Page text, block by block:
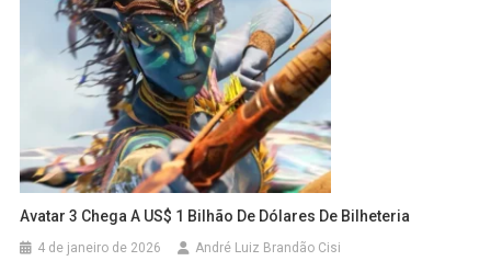
Avatar 3 Chega A US$ 1 Bilhão De Dólares De Bilheteria
4 de janeiro de 2026 André Luiz Brandão Cisi